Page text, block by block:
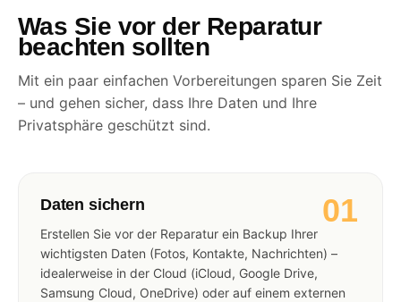
Was Sie vor der Reparatur
beachten sollten
Mit ein paar einfachen Vorbereitungen sparen Sie Zeit
– und gehen sicher, dass Ihre Daten und Ihre
Privatsphäre geschützt sind.
01
Daten sichern
Erstellen Sie vor der Reparatur ein Backup Ihrer
wichtigsten Daten (Fotos, Kontakte, Nachrichten) –
idealerweise in der Cloud (iCloud, Google Drive,
Samsung Cloud, OneDrive) oder auf einem externen